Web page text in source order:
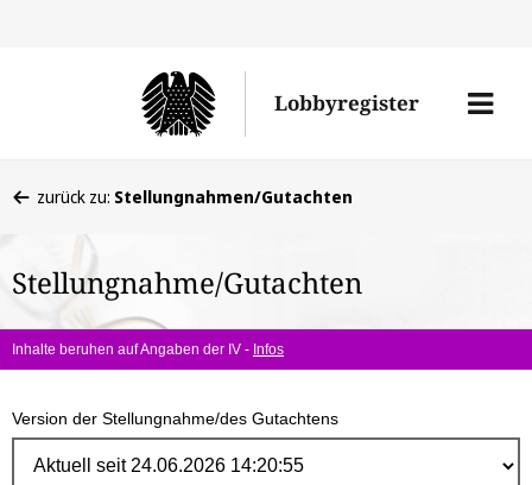
Lobbyregister
Menü
befinden
hier:
zurück zu: Stellungnahmen/Gutachten
Stellungnahme/Gutachten
Inhalte beruhen auf Angaben der IV - Infos
Version der Stellungnahme/des Gutachtens